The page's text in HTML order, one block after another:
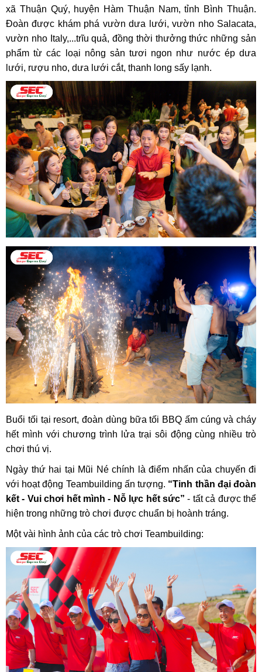
xã Thuận Quý, huyện Hàm Thuận Nam, tỉnh Bình Thuận.
Đoàn được khám phá vườn dưa lưới, vườn nho Salacata,
vườn nho Italy,...trĩu quả, đồng thời thưởng thức những sản
phẩm từ các loại nông sản tươi ngon như nước ép dưa
lưới, rượu nho, dưa lưới cắt, thanh long sấy lạnh.
Buổi tối tại resort, đoàn dùng bữa tối BBQ ấm cúng và cháy
hết mình với chương trình lửa trại sôi động cùng nhiều trò
chơi thú vị.
Ngày thứ hai tại Mũi Né chính là điểm nhấn của chuyến đi
với hoạt động Teambuilding ấn tượng. “Tinh thần đại đoàn
kết - Vui chơi hết mình - Nỗ lực hết sức” - tất cả được thể
hiện trong những trò chơi được chuẩn bị hoành tráng.
Một vài hình ảnh của các trò chơi Teambuilding: